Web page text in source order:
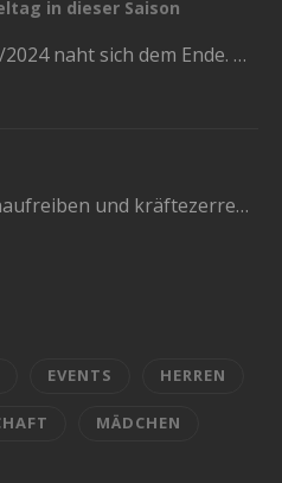
in dieser Saison
Die Saison 2023/2024 naht sich dem Ende. Diesen Samstag haben wir die letzten Heimspiele in der Stadthalle. Kommt und lasst…
Das war eine sehr nervenaufreiben und kräftezerrende Saison. Mit einem Ende, womit wir nicht gerechnet hatten. Die Vorrunde schlossen wir…
EVENTS HERREN
MÄDCHEN